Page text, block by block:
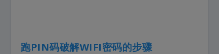
跑PIN码破解WIFI密码的步骤